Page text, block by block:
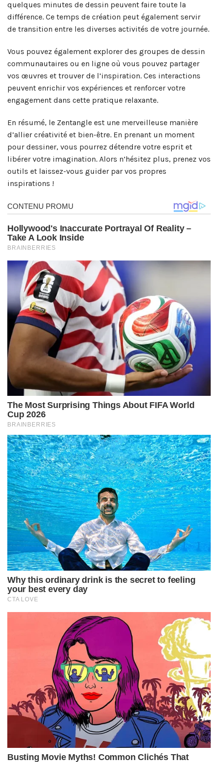
quelques minutes de dessin peuvent faire toute la
différence. Ce temps de création peut également servir
de transition entre les diverses activités de votre journée.
Vous pouvez également explorer des groupes de dessin
communautaires ou en ligne où vous pouvez partager
vos œuvres et trouver de l’inspiration. Ces interactions
peuvent enrichir vos expériences et renforcer votre
engagement dans cette pratique relaxante.
En résumé, le Zentangle est une merveilleuse manière
d’allier créativité et bien-être. En prenant un moment
pour dessiner, vous pourrez détendre votre esprit et
libérer votre imagination. Alors n’hésitez plus, prenez vos
outils et laissez-vous guider par vos propres
inspirations !